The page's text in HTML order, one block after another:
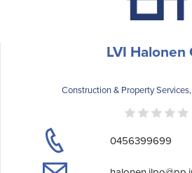
LVI Halonen
Construction & Property
0456399699